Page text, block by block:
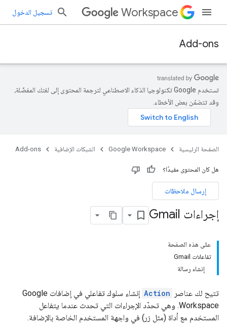
Workspace تسجيل الدخول
Add-ons
تستخدم Google تكنولوجيا الذكاء الاصطناعي لترجمة المحتوى إلى لغتك المفضّلة،
وقد تتضمّن بعض الأخطاء.
الصفحة الرئيسية Google Workspace الشبكات الإضافية Add-ons
هل كان المحتوى مفيدًا؟
إرسال ملاحظات
إجراءات Gmail
على هذه الصفحة
تفاعلات Gmail
إنشاء رسالة
تتيح لك عناصر Action
إنشاء سلوك تفاعلي في إضافات Google
Workspace. وهي تحدّد الإجراءات التي تحدث عندما يتفاعل
المستخدم مع أداة (مثل زر) في واجهة المستخدم الخاصة بالإضافة.